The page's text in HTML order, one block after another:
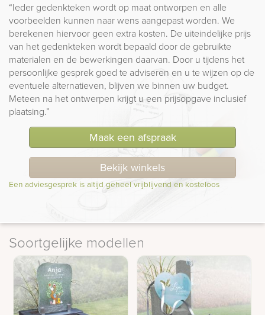
“Ieder gedenkteken wordt op maat ontworpen en alle
voorbeelden kunnen naar wens aangepast worden. We
berekenen hiervoor geen extra kosten. De uiteindelijke prijs
van het gedenkteken wordt bepaald door de gebruikte
materialen en de bewerkingen daarvan. Door u tijdens het
persoonlijke gesprek goed te adviseren en u te wijzen op de
eventuele alternatieven, blijven we binnen uw budget.
Meteen na het ontwerpen krijgt u een prijsopgave inclusief
plaatsing.”
Maak een afspraak
Bekijk winkels
Een adviesgesprek is altijd geheel vrijblijvend en kosteloos
Soortgelijke modellen